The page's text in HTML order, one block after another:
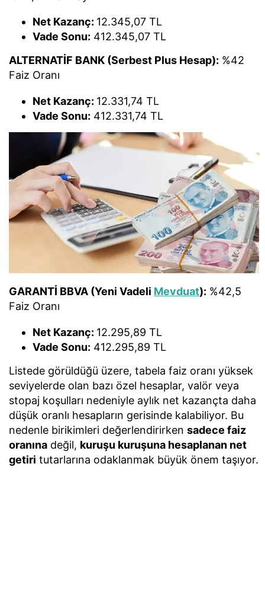
Net Kazanç: 12.345,07 TL
Vade Sonu: 412.345,07 TL
ALTERNATİF BANK (Serbest Plus Hesap): %42
Faiz Oranı
Net Kazanç: 12.331,74 TL
Vade Sonu: 412.331,74 TL
GARANTİ BBVA (Yeni Vadeli Mevduat): %42,5
Faiz Oranı
Net Kazanç: 12.295,89 TL
Vade Sonu: 412.295,89 TL
Listede görüldüğü üzere, tabela faiz oranı yüksek
seviyelerde olan bazı özel hesaplar, valör veya
stopaj koşulları nedeniyle aylık net kazançta daha
düşük oranlı hesapların gerisinde kalabiliyor. Bu
nedenle birikimleri değerlendirirken sadece faiz
oranına değil, kuruşu kuruşuna hesaplanan net
getiri tutarlarına odaklanmak büyük önem taşıyor.